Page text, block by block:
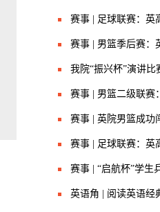
赛事 | 足球联赛：英
赛事 | 男篮季后赛：
我院“振兴杯”演讲比
赛事 | 男篮二级联赛
赛事 | 英院男篮成功
赛事 | 足球联赛：英
赛事 | “启航杯”学生
英语角 | 阅读英语经